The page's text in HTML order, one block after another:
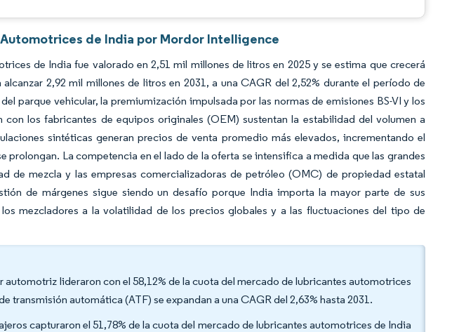
de India por Mordor Intelligence
de India fue valorado en 2,51 mil millones de litros en 2025 y se estima que crecerá
2,92 mil millones de litros en 2031, a una CAGR del 2,52% durante el período de
parque vehicular, la premiumización impulsada por las normas de emisiones BS-VI y los
los fabricantes de equipos originales (OEM) sustentan la estabilidad del volumen a
sintéticas generan precios de venta promedio más elevados, incrementando el
prolongan. La competencia en el lado de la oferta se intensifica a medida que las grandes
de mezcla y las empresas comercializadoras de petróleo (OMC) de propiedad estatal
de márgenes sigue siendo un desafío porque India importa la mayor parte de sus
mezcladores a la volatilidad de los precios globales y a las fluctuaciones del tipo de
lideraron con el 58,12% de la cuota del mercado de lubricantes automotrices
transmisión automática (ATF) se expandan a una CAGR del 2,63% hasta 2031.
capturaron el 51,78% de la cuota del mercado de lubricantes automotrices de India